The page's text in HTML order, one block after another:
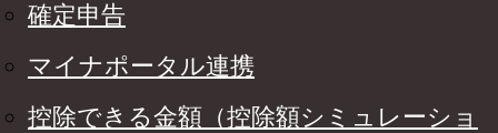
確定申告
マイナポータル連携
控除できる金額（控除額シミュレーショ